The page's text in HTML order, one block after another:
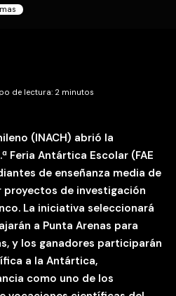
de lectura: 2 minutos
(INACH) abrió la
Feria Antártica Escolar (FAE
de enseñanza media de
de investigación
La iniciativa seleccionará
a Punta Arenas para
y los ganadores participarán
a la Antártica,
como uno de los